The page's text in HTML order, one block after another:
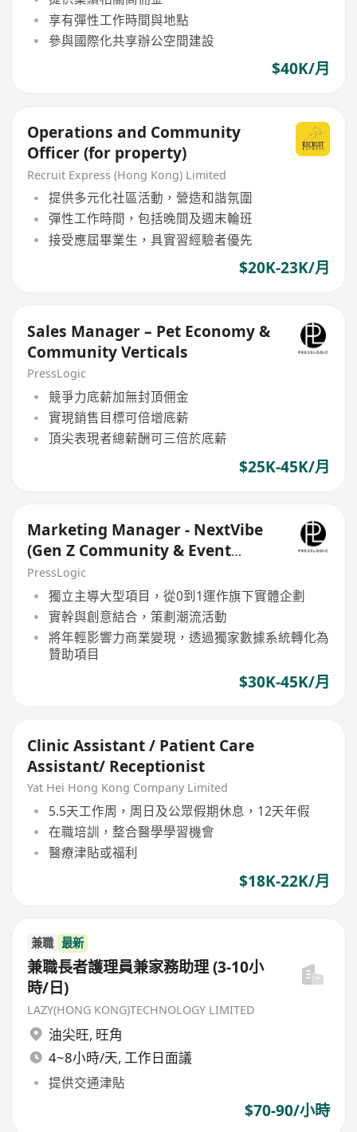
享有彈性工作時間與地點
參與國際化共享辦公空間建設
$40K/月
Operations and Community
Officer (for property)
Recruit Express (Hong Kong) Limited
提供多元化社區活動，營造和諧氛圍
彈性工作時間，包括晚間及週末輪班
接受應屆畢業生，具實習經驗者優先
$20K-23K/月
Sales Manager – Pet Economy &
Community Verticals
PressLogic
競爭力底薪加無封頂佣金
實現銷售目標可倍增底薪
頂尖表現者總薪酬可三倍於底薪
$25K-45K/月
Marketing Manager - NextVibe
(Gen Z Community & Event
Management)
PressLogic
獨立主導大型項目，從0到1運作旗下實體企劃
實幹與創意結合，策劃潮流活動
將年輕影響力商業變現，透過獨家數據系統轉化為
贊助項目
$30K-45K/月
Clinic Assistant / Patient Care
Assistant/ Receptionist
Yat Hei Hong Kong Company Limited
5.5天工作周，周日及公眾假期休息，12天年假
在職培訓，整合醫學學習機會
醫療津貼或福利
$18K-22K/月
兼職 最新
兼職長者護理員兼家務助理 (3-10小
時/日)
LAZY(HONG KONG)TECHNOLOGY LIMITED
油尖旺, 旺角
4~8小時/天, 工作日面議
提供交通津貼
$70-90/小時